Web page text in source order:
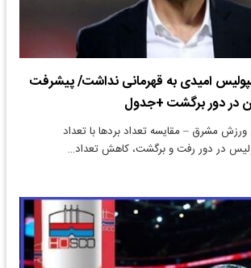
امیدی به قهرمانی نداشت/ پیشرفت
در دور برگشت +جدول
مشرق – مقایسه تعداد بردها با تعداد
در دور رفت و برگشت، کاهش تعداد…